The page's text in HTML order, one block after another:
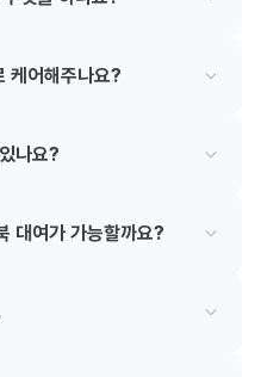
케어해주나요?
나요?
대여가 가능할까요?